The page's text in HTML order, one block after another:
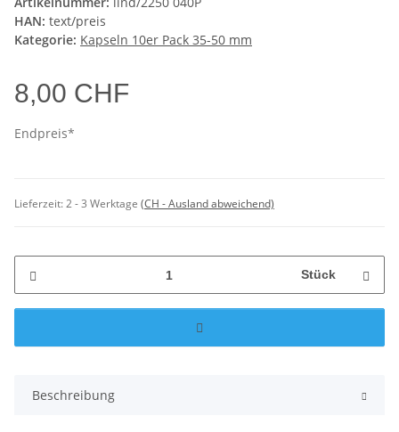
HAN: text/preis
Kategorie: Kapseln 10er Pack 35-50 mm
8,00 CHF
Endpreis*
Lieferzeit:2 - 3 Werktage (CH - Ausland abweichend)
Stück
Beschreibung